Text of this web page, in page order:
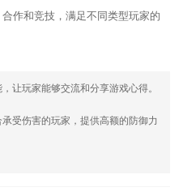
作和竞技，满足不同类型玩家的
让玩家能够交流和分享游戏心得。
承受伤害的玩家，提供高额的防御力